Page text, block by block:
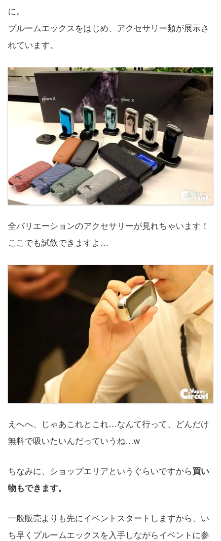
に。
プルームエックスをはじめ、アクセサリー類が展示さ
れています。
全バリエーションのアクセサリーが見れちゃいます！
ここでも試飲できますよ…
えへへ、じゃあこれとこれ…なんて行って、どんだけ
無料で吸いたいんだっていうね…w
ちなみに、ショップエリアというぐらいですから買い
物もできます。
一般販売よりも先にイベントスタートしますから、い
ち早くプルームエックスを入手しながらイベントに参